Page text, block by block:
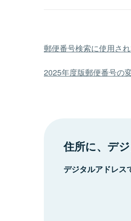
郵便番号検索に使用さ
2025年度版郵便番号の
住所に、デ
デジタルアドレス